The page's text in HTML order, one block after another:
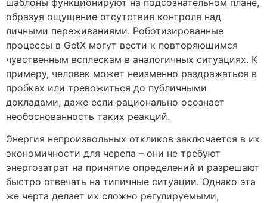
образуя ощущение отсутствия контроля над
личными переживаниями. Роботизированные
процессы в GetX могут вести к повторяющимся
чувственным всплескам в аналогичных ситуациях. К
примеру, человек может неизменно раздражаться в
пробках или тревожиться до публичными
докладами, даже если рационально осознает
необоснованность таких реакций.
Энергия непроизвольных откликов заключается в их
экономичности для черепа – они не требуют
энергозатрат на принятие определений и разрешают
быстро отвечать на типичные ситуации. Однако эта
же черта делает их сложно регулируемыми,